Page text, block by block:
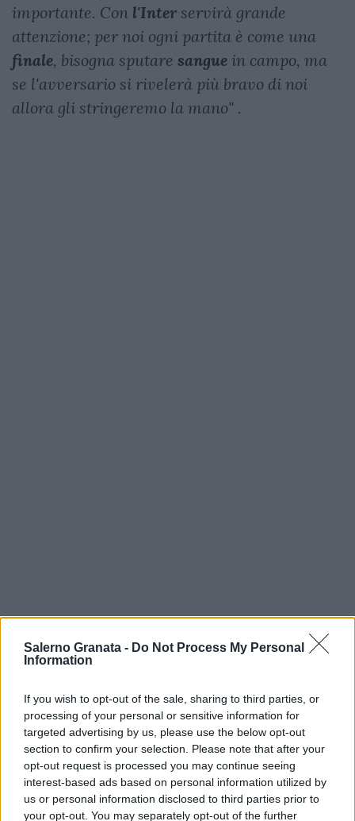
Salerno Granata - Do Not Process My Personal
Information
If you wish to opt-out of the sale, sharing to third parties, or
processing of your personal or sensitive information for
targeted advertising by us, please use the below opt-out
section to confirm your selection. Please note that after your
opt-out request is processed you may continue seeing
interest-based ads based on personal information utilized by
us or personal information disclosed to third parties prior to
your opt-out. You may separately opt-out of the further
importante. Con l'Inter servirà grande
attenzione; per noi ogni partita è come una
finale, bisogna sputare sangue in campo, ma
se l'avversario si rivelerà più bravo di noi
allora gli stringeremo la mano" .